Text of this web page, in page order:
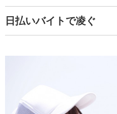
日払いバイトで凌ぐ